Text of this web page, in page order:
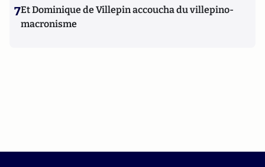
7Et Dominique de Villepin accoucha du villepino-
macronisme